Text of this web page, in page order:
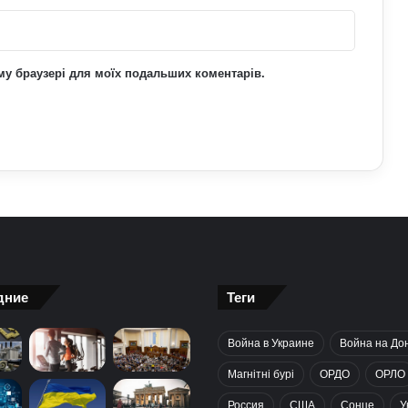
браузері для моїх подальших коментарів.
Теги
Война в Украине Война на
Магнітні бурі ОРДО ОРЛО
Россия США Сонце